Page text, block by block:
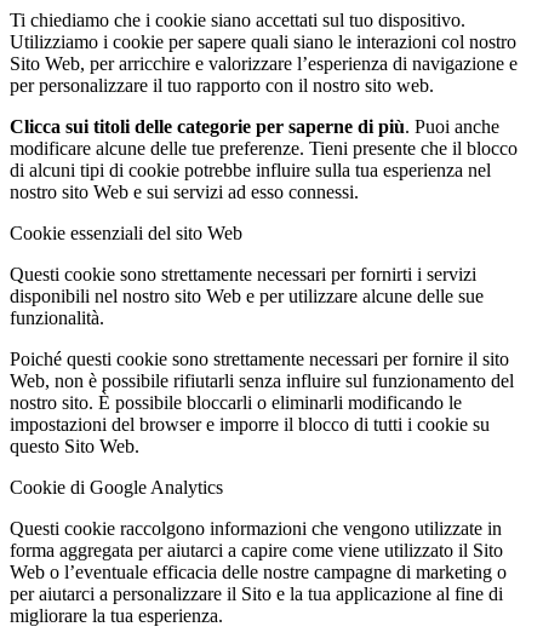
Ti chiediamo che i cookie siano accettati sul tuo dispositivo.
Utilizziamo i cookie per sapere quali siano le interazioni col nostro
Sito Web, per arricchire e valorizzare l’esperienza di navigazione e
per personalizzare il tuo rapporto con il nostro sito web.
Clicca sui titoli delle categorie per saperne di più. Puoi anche
modificare alcune delle tue preferenze. Tieni presente che il blocco
di alcuni tipi di cookie potrebbe influire sulla tua esperienza nel
nostro sito Web e sui servizi ad esso connessi.
Cookie essenziali del sito Web
Questi cookie sono strettamente necessari per fornirti i servizi
disponibili nel nostro sito Web e per utilizzare alcune delle sue
funzionalità.
Poiché questi cookie sono strettamente necessari per fornire il sito
Web, non è possibile rifiutarli senza influire sul funzionamento del
nostro sito. È possibile bloccarli o eliminarli modificando le
impostazioni del browser e imporre il blocco di tutti i cookie su
questo Sito Web.
Cookie di Google Analytics
Questi cookie raccolgono informazioni che vengono utilizzate in
forma aggregata per aiutarci a capire come viene utilizzato il Sito
Web o l’eventuale efficacia delle nostre campagne di marketing o
per aiutarci a personalizzare il Sito e la tua applicazione al fine di
migliorare la tua esperienza.